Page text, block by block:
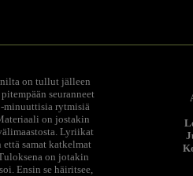
on tullut jälleen
seuranneet
minuuttisia rytmisiä
on jostakin
Lyriikat
samat katkelmat
on jotakin
Ensin se häiritsee,